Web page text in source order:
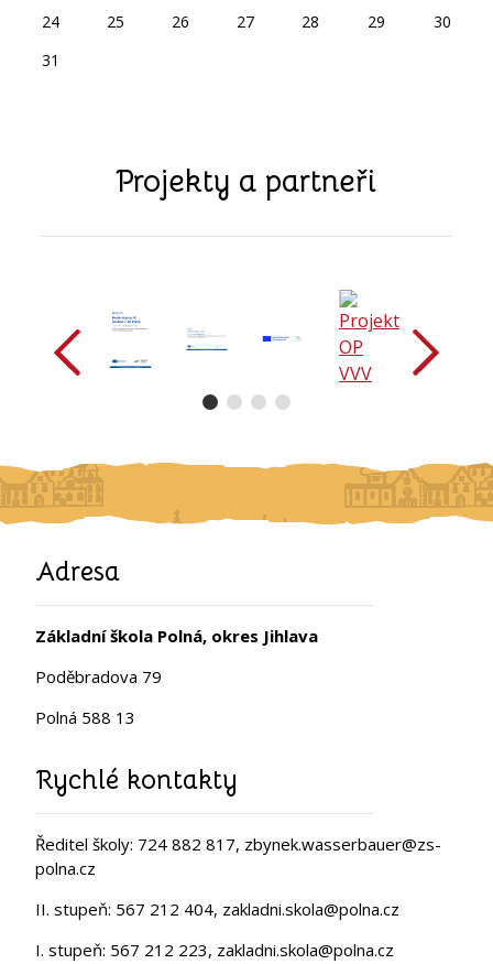
24
25 26 27 28 29
30
31
Projekty a partneři
Adresa
Základní škola Polná, okres Jihlava
Poděbradova 79
Polná 588 13
Rychlé kontakty
Ředitel školy: 724 882 817, zbynek.wasserbauer@zs-
polna.cz
II. stupeň: 567 212 404, zakladni.skola@polna.cz
I. stupeň: 567 212 223, zakladni.skola@polna.cz